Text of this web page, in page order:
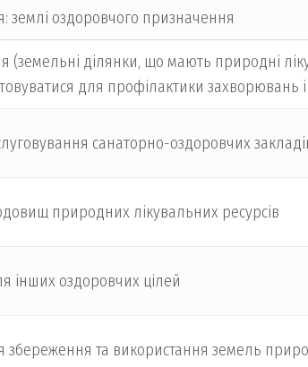
землі оздоровчого призначення
ділянки, що мають природні
для профілактики захворювань
санаторно-оздоровчих
природних лікувальних ресурсів
інших оздоровчих цілей
збереження та використання земель